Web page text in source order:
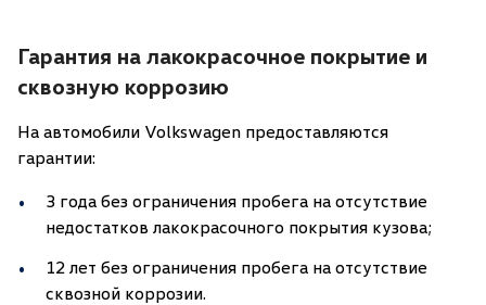
Гарантия на лакокрасочное покрытие и
сквозную коррозию
На автомобили Volkswagen предоставляются
гарантии:
3 года без ограничения пробега на отсутствие
недостатков лакокрасочного покрытия кузова;
12 лет без ограничения пробега на отсутствие
сквозной коррозии.